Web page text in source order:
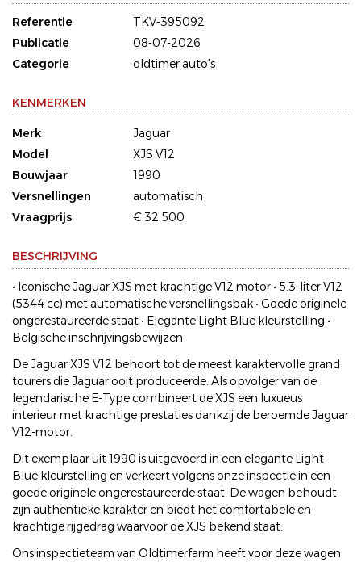
Referentie
TKV-395092
Publicatie
08-07-2026
Categorie
oldtimer auto's
KENMERKEN
Merk
Jaguar
Model
XJS V12
Bouwjaar
1990
Versnellingen
automatisch
Vraagprijs
€ 32.500
BESCHRIJVING
• Iconische Jaguar XJS met krachtige V12 motor • 5.3-liter V12
(5344 cc) met automatische versnellingsbak • Goede originele
ongerestaureerde staat • Elegante Light Blue kleurstelling •
Belgische inschrijvingsbewijzen
De Jaguar XJS V12 behoort tot de meest karaktervolle grand
tourers die Jaguar ooit produceerde. Als opvolger van de
legendarische E-Type combineert de XJS een luxueus
interieur met krachtige prestaties dankzij de beroemde Jaguar
V12-motor.
Dit exemplaar uit 1990 is uitgevoerd in een elegante Light
Blue kleurstelling en verkeert volgens onze inspectie in een
goede originele ongerestaureerde staat. De wagen behoudt
zijn authentieke karakter en biedt het comfortabele en
krachtige rijgedrag waarvoor de XJS bekend staat.
Ons inspectieteam van Oldtimerfarm heeft voor deze wagen